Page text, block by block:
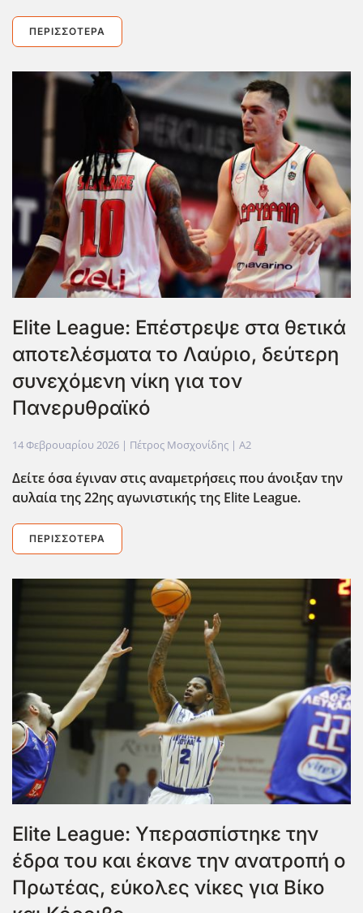
ΠΕΡΙΣΣΌΤΕΡΑ
Elite League: Επέστρεψε στα θετικά
αποτελέσματα το Λαύριο, δεύτερη
συνεχόμενη νίκη για τον
Πανερυθραϊκό
14 Φεβρουαρίου 2026 | Πέτρος Μοσχονίδης | A2
Δείτε όσα έγιναν στις αναμετρήσεις που άνοιξαν την
αυλαία της 22ης αγωνιστικής της Elite League.
ΠΕΡΙΣΣΌΤΕΡΑ
Elite League: Υπερασπίστηκε την
έδρα του και έκανε την ανατροπή ο
Πρωτέας, εύκολες νίκες για Βίκο